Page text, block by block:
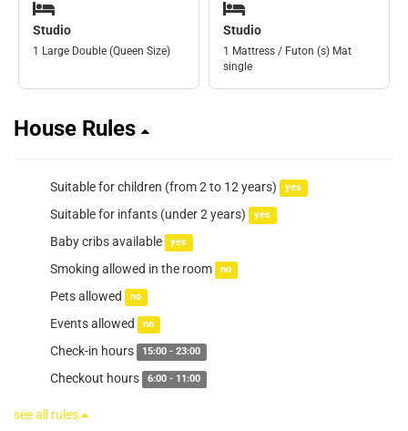
Studio
1 Large Double (Queen Size)
Studio
1 Mattress / Futon (s) Mat
single
House Rules
Suitable for children (from 2 to 12 years) yes
Suitable for infants (under 2 years) yes
Baby cribs available yes
Smoking allowed in the room no
Pets allowed no
Events allowed no
Check-in hours 15:00 - 23:00
Checkout hours 6:00 - 11:00
see all rules